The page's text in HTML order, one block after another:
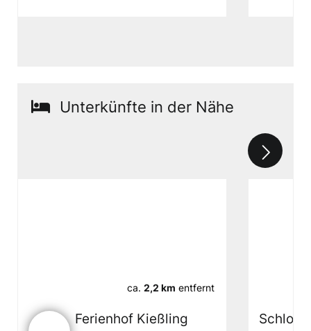
Unterkünfte in der Nähe
ca. 2,2 km entfernt
Ferienhof Kießling Schloß